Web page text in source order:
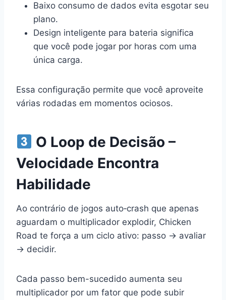
Baixo consumo de dados evita esgotar seu
plano.
Design inteligente para bateria significa
que você pode jogar por horas com uma
única carga.
Essa configuração permite que você aproveite
várias rodadas em momentos ociosos.
O Loop de Decisão –
Velocidade Encontra
Habilidade
Ao contrário de jogos auto‑crash que apenas
aguardam o multiplicador explodir, Chicken
Road te força a um ciclo ativo: passo → avaliar
→ decidir.
Cada passo bem-sucedido aumenta seu
multiplicador por um fator que pode subir